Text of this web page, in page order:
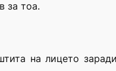
за тоа.
на лицето